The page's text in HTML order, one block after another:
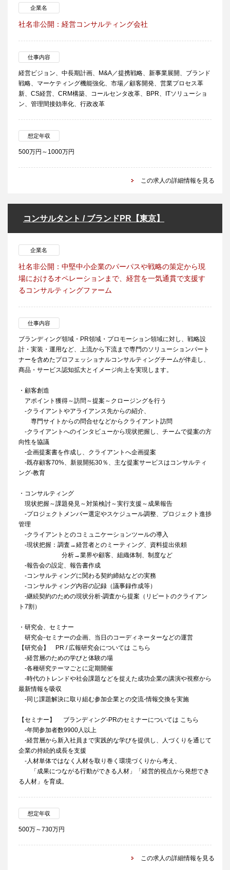
企業名
社名非公開：経営コンサルティング会社
仕事内容
経営ビジョン、中長期計画、M&A／提携戦略、新事業展開、ブランド
戦略、マーケティング機能強化、市場／顧客開発、営業プロセス革
新、CS経営、CRM構築、コールセンタ改革、BPR、ITソリューショ
ン、管理間接効率化、行政改革
想定年収
500万円～1000万円
この求人の詳細情報を見る
コンサルタント / ブランドPR【東京】
企業名
社名非公開：中堅中小企業のパーパスや戦略の策定から現
場におけるオペレーションまで、経営を一気通貫で支援す
るコンサルティングファーム
仕事内容
ブランディング領域・PR領域・プロモーション領域に対し、戦略設
計・実装・運用など、上流から下流まで専門のソリューションパート
ナーを含めたプロフェッショナルコンサルティングチームが伴走し、
商品・サービス認知拡大とイメージ向上を実現します。
・顧客創造
アポイント獲得～訪問～提案～クロージングを行う
-クライアントやアライアンス先からの紹介、
専門サイトからの問合せなどからクライアント訪問
-クライアントへのインタビューから現状把握し、チームで提案の方
向性を協議
-企画提案書を作成し、クライアントへ企画提案
-既存顧客70%、新規開拓30％、主な提案サービスはコンサルティ
ング-教育
・コンサルティング
現状把握～課題発見～対策検討～実行支援～成果報告
-プロジェクトメンバー選定やスケジュール調整、プロジェクト進捗
管理
-クライアントとのコミュニケーションツールの導入
-現状把握：調査→経営者とのミーティング、資料提出依頼
分析→業界や顧客、組織体制、制度など
-報告会の設定、報告書作成
-コンサルティングに関わる契約締結などの実務
-コンサルティング内容の記録（議事録作成等）
-継続契約のための現状分析-調査から提案（リピートのクライアン
ト7割）
・研究会、セミナー
研究会-セミナーの企画、当日のコーディネーターなどの運営
【研究会】 PR / 広報研究会については こちら
-経営層のための学びと体験の場
-各種研究テーマごとに定期開催
-時代のトレンドや社会課題などを捉えた成功企業の講演や視察から
最新情報を吸収
-同じ課題解決に取り組む参加企業との交流-情報交換を実施
【セミナー】 ブランディング-PRのセミナーについては こちら
-年間参加者数9900人以上
-経営層から新入社員まで実践的な学びを提供し、人づくりを通じて
企業の持続的成長を支援
-人材単体ではなく人材を取り巻く環境づくりから考え、
「成果につながる行動ができる人材」「経営的視点から発想でき
る人材」を育成。
想定年収
500万～730万円
この求人の詳細情報を見る